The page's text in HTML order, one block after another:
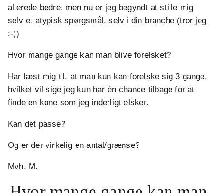
allerede bedre, men nu er jeg begyndt at stille mig
selv et atypisk spørgsmål, selv i din branche (tror jeg
:-))
Hvor mange gange kan man blive forelsket?
Har læst mig til, at man kun kan forelske sig 3 gange,
hvilket vil sige jeg kun har én chance tilbage for at
finde en kone som jeg inderligt elsker.
Kan det passe?
Og er der virkelig en antal/grænse?
Mvh. M.